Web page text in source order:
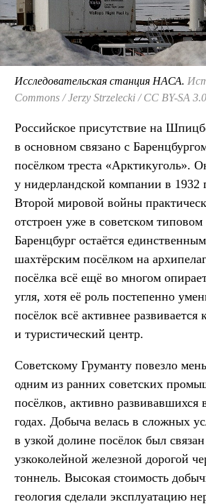
Исследовательская станция НАСА.
Commons / Jerzy Strzelecki / CC BY-SA 3.0
Российское присутствие на
в основном связано с
посёлком треста «Арктикуголь».
у нидерландской компании в 1932
Второй мировой войны
отстроен уже в советском типовом
Баренцбург остаётся
шахтёрским посёлком на
посёлка всё ещё во многом
угля, хотя её роль постепенно
посёлок всё активнее развивается
и туристический центр.
Советскому Груманту повезло
одним из ранних советских
посёлков, активно
годах. Добыча велась в сложных
в узкой долине посёлок был
узкоколейной железной дорогой
тоннель. Высокая стоимость
геология сделали эксплуатацию